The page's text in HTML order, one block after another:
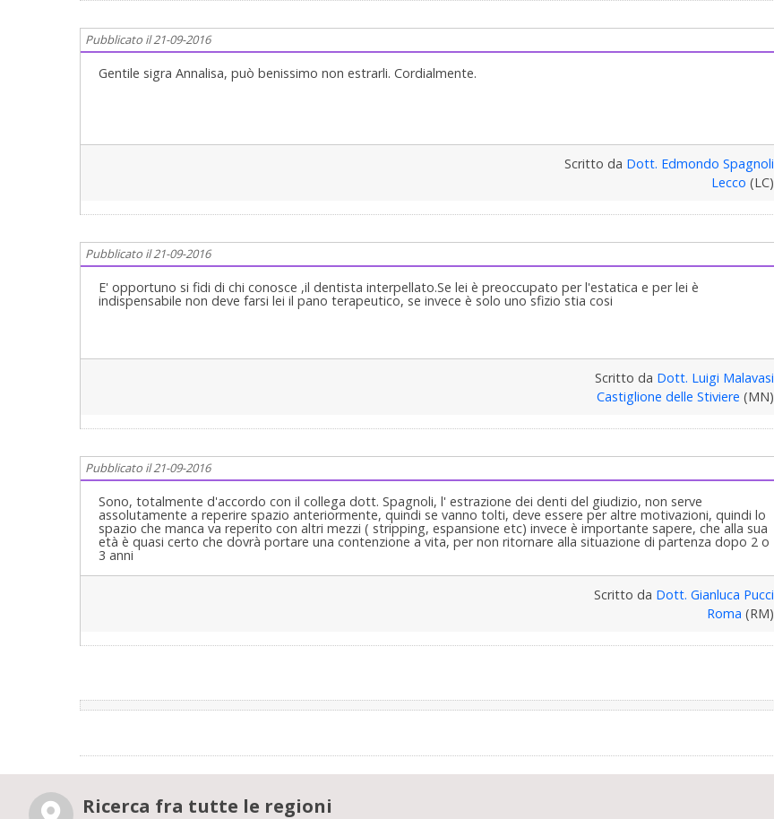
Pubblicato il 21-09-2016
Gentile sigra Annalisa, può benissimo non estrarli. Cordialmente.
Scritto da Dott. Edmondo Spagnoli
Lecco (LC)
Pubblicato il 21-09-2016
E' opportuno si fidi di chi conosce ,il dentista interpellato.Se lei è preoccupato per l'estatica e per lei è
indispensabile non deve farsi lei il pano terapeutico, se invece è solo uno sfizio stia cosi
Scritto da Dott. Luigi Malavasi
Castiglione delle Stiviere (MN)
Pubblicato il 21-09-2016
Sono, totalmente d'accordo con il collega dott. Spagnoli, l' estrazione dei denti del giudizio, non serve
assolutamente a reperire spazio anteriormente, quindi se vanno tolti, deve essere per altre motivazioni, quindi lo
spazio che manca va reperito con altri mezzi ( stripping, espansione etc) invece è importante sapere, che alla sua
età è quasi certo che dovrà portare una contenzione a vita, per non ritornare alla situazione di partenza dopo 2 o
3 anni
Scritto da Dott. Gianluca Pucci
Roma (RM)
Ricerca fra tutte le regioni